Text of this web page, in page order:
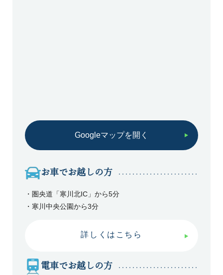
Googleマップを開く
お車でお越しの方
・圏央道「寒川北IC」から5分
・寒川中央公園から3分
詳しくはこちら
電車でお越しの方